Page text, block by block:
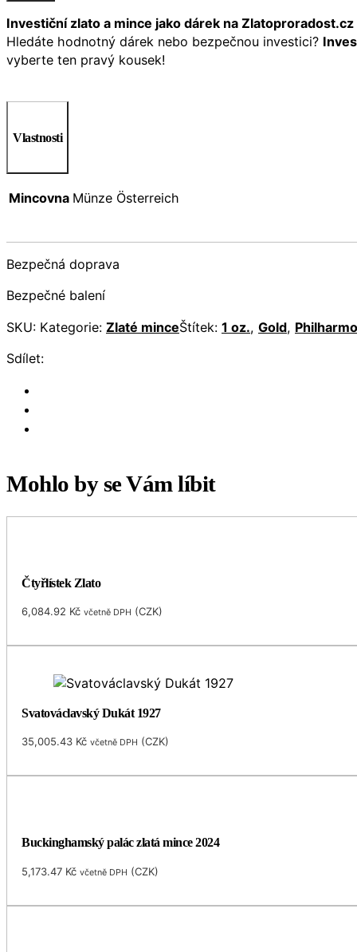
Investiční zlato a mince jako dárek na Zlatoproradost.cz
Hledáte hodnotný dárek nebo bezpečnou investici?
vyberte ten pravý kousek!
Vlastnosti
Mincovna Münze Österreich
Bezpečná doprava
Bezpečné balení
SKU: Kategorie: Zlaté minceŠtítek: 1 oz., Gold,
Sdílet:
Mohlo by se Vám líbit
Čtyřlístek Zlato
6,084.92 Kč včetně DPH (CZK)
Svatováclavský Dukát 1927
35,005.43 Kč včetně DPH (CZK)
Buckinghamský palác zlatá mince 2024
5,173.47 Kč včetně DPH (CZK)